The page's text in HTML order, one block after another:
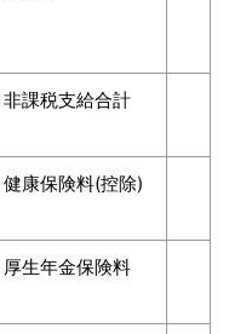
課税支給合計
康保険料(控除)
生年金保険料